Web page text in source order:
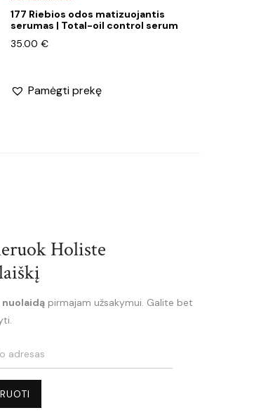
177 Riebios odos matizuojantis
serumas | Total-oil control serum
35.00 €
Pamėgti prekę
Holiste
nuolaidą pirmajam užsakymui. Galite bet